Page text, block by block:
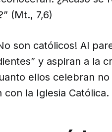
(Mt., 7,6)
son católicos! Al
y aspiran a la
ellos celebran
la Iglesia Católica.